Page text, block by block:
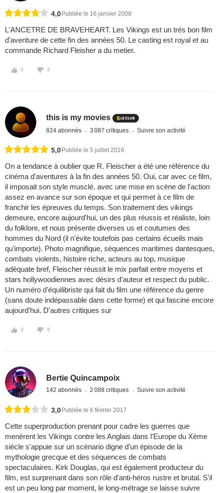
4,0 Publiée le 16 janvier 2008
L'ANCETRE DE BRAVEHEART. Les Vikings est un trés bon film
d'aventure de cette fin des années 50. Le casting est royal et au
commande Richard Fleisher a du metier.
2 2
this is my movies
824 abonnés 3 087 critiques Suivre son activité
5,0 Publiée le 5 juillet 2016
On a tendance à oublier que R. Fleischer a été une référence du
cinéma d'aventures à la fin des années 50. Oui, car avec ce film,
il imposait son style musclé, avec une mise en scène de l'action
assez en avance sur son époque et qui permet à ce film de
franchir les épreuves du temps. Son traitement des vikings
demeure, encore aujourd'hui, un des plus réussis et réaliste, loin
du folklore, et nous présente diverses us et coutumes des
hommes du Nord (il n'évite toutefois pas certains écueils mais
qu'importe). Photo magnifique, séquences maritimes dantesques,
combats violents, histoire riche, acteurs au top, musique
adéquate bref, Fleischer réussit le mix parfait entre moyens et
stars hollywoodiennes avec désirs d'auteur et respect du public.
Un numéro d'équilibriste qui fait du film une référence du genre
(sans doute indépassable dans cette forme) et qui fascine encore
aujourd'hui. D'autres critiques sur
3 0
Bertie Quincampoix
142 abonnés 2 088 critiques Suivre son activité
3,0 Publiée le 6 février 2017
Cette superproduction prenant pour cadre les guerres que
menèrent les Vikings contre les Anglais dans l'Europe du Xème
siècle s'appuie sur un scénario digne d'un épisode de la
mythologie grecque et des séquences de combats
spectaculaires. Kirk Douglas, qui est également producteur du
film, est surprenant dans son rôle d'anti-héros rustre et brutal. S'il
est un peu long par moment, le long-métrage se laisse suivre